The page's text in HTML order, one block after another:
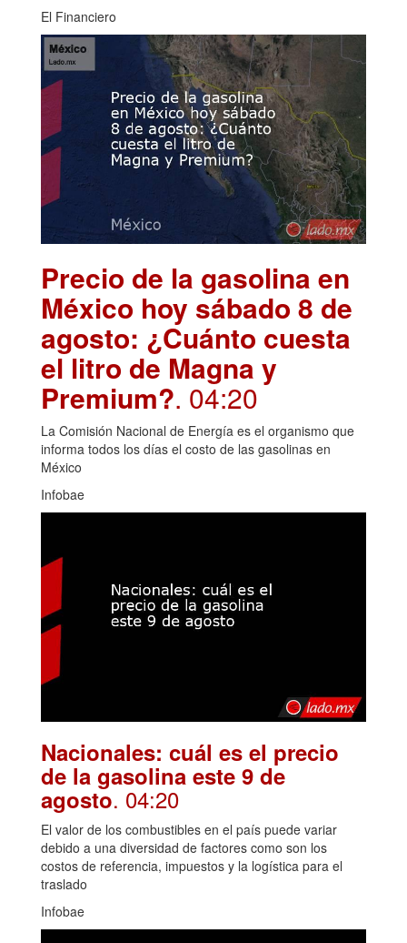
El Financiero
Precio de la gasolina en
México hoy sábado 8 de
agosto: ¿Cuánto cuesta
el litro de Magna y
Premium?. 04:20
La Comisión Nacional de Energía es el organismo que
informa todos los días el costo de las gasolinas en
México
Infobae
Nacionales: cuál es el precio
de la gasolina este 9 de
agosto. 04:20
El valor de los combustibles en el país puede variar
debido a una diversidad de factores como son los
costos de referencia, impuestos y la logística para el
traslado
Infobae